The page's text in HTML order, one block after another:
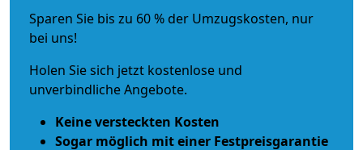
Sparen Sie bis zu 60 % der Umzugskosten, nur
bei uns!
Holen Sie sich jetzt kostenlose und
unverbindliche Angebote.
Keine versteckten Kosten
Sogar möglich mit einer Festpreisgarantie